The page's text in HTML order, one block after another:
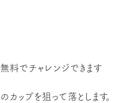
料でチャレンジできます
カップを狙って落とします。